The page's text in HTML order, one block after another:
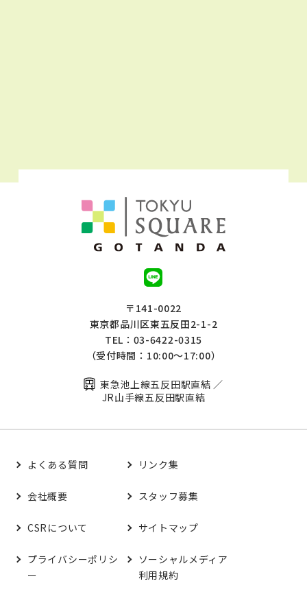
〒141-0022
東京都品川区東五反田2-1-2
TEL：03-6422-0315
（受付時間：10:00～17:00）
東急池上線五反田駅直結 ／
JR山手線五反田駅直結
よくある質問 リンク集
会社概要 スタッフ募集
CSRについて サイトマップ
プライバシーポリシ
ー
ソーシャルメディア
利用規約